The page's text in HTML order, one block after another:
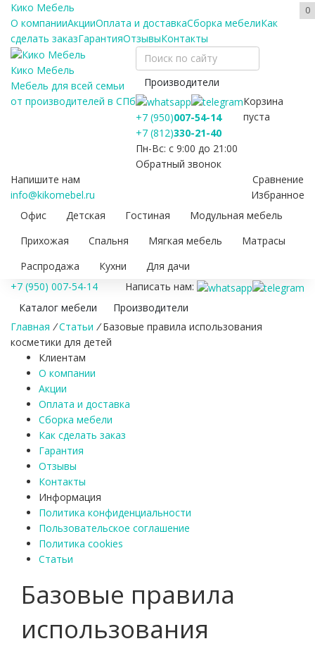
Кико Мебель 0
О компанииАкцииОплата и доставкаСборка мебелиКак
сделать заказГарантияОтзывыКонтакты
Кико Мебель
Мебель для всей семьи
от производителей в СПб
Производители
+7 (950)007-54-14
+7 (812)330-21-40
Пн-Вс: с 9:00 до 21:00
Обратный звонок
Напишите нам
info@kikomebel.ru
Сравнение
Избранное
Корзина
пуста
Офис Детская Гостиная
Модульная мебель
Прихожая
Спальня Мягкая мебель
Матрасы
Распродажа
Кухни
Для дачи
+7 (950) 007-54-14
Написать нам:
Каталог мебели
Производители
Главная / Статьи / Базовые правила использования
косметики для детей
Клиентам
О компании
Акции
Оплата и доставка
Сборка мебели
Как сделать заказ
Гарантия
Отзывы
Контакты
Информация
Политика конфиденциальности
Пользовательское соглашение
Политика cookies
Статьи
Базовые правила
использования